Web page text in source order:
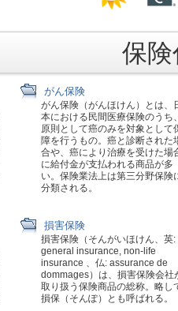
保
がん保険
がん保険（がんほけん）とは、
本における民間医療保険のうち
原則として癌のみを対象として
障を行うもの。癌と診断された
合や、癌により治療を受けた場
に給付金が支払われる商品が多
い。保険業法上は第三分野保険
分類される。
損害保険
損害保険（そんがいほけん、英:
general insurance, non-life
insurance 、仏: assurance de
dommages）は、損害保険会社
取り扱う保険商品の総称。略し
損保（そんぽ）とも呼ばれる。